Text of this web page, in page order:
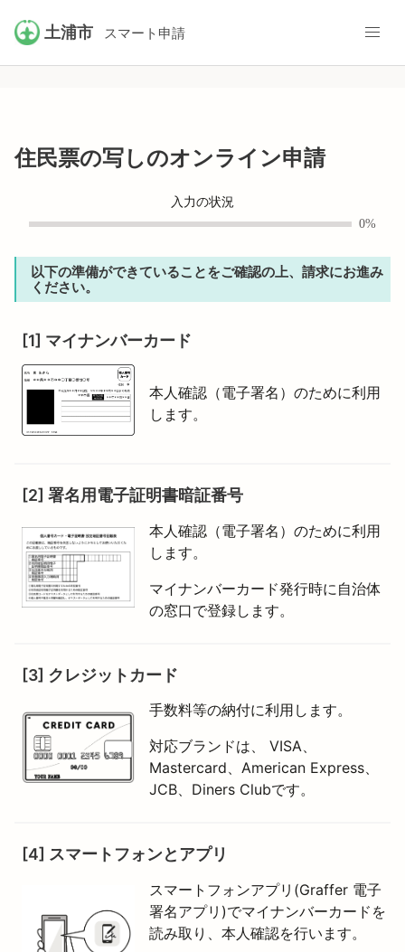
土浦市 スマート申請
住民票の写しのオンライン申請
入力の状況
0%
以下の準備ができていることをご確認の上、請求にお進み
ください。
[1] マイナンバーカード
本人確認（電子署名）のために利用
します。
[2] 署名用電子証明書暗証番号
本人確認（電子署名）のために利用
します。
マイナンバーカード発行時に自治体
の窓口で登録します。
[3] クレジットカード
手数料等の納付に利用します。
対応ブランドは、 VISA、
Mastercard、American Express、
JCB、Diners Clubです。
[4] スマートフォンとアプリ
スマートフォンアプリ(Graffer 電子
署名アプリ)でマイナンバーカードを
読み取り、本人確認を行います。